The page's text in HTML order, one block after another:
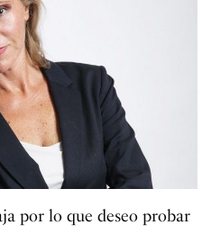
por lo que deseo probar